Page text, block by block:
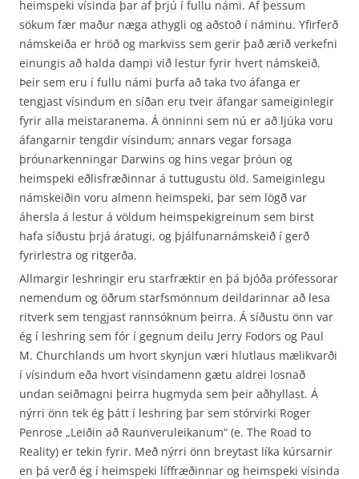
heimspeki vísinda þar af þrjú í fullu námi. Af þessum
sökum fær maður næga athygli og aðstoð í náminu. Yfirferð
námskeiða er hröð og markviss sem gerir það ærið verkefni
einungis að halda dampi við lestur fyrir hvert námskeið.
Þeir sem eru í fullu námi þurfa að taka tvo áfanga er
tengjast vísindum en síðan eru tveir áfangar sameiginlegir
fyrir alla meistaranema. Á önninni sem nú er að ljúka voru
áfangarnir tengdir vísindum; annars vegar forsaga
þróunarkenningar Darwins og hins vegar þróun og
heimspeki eðlisfræðinnar á tuttugustu öld. Sameiginlegu
námskeiðin voru almenn heimspeki, þar sem lögð var
áhersla á lestur á völdum heimspekigreinum sem birst
hafa síðustu þrjá áratugi, og þjálfunarnámskeið í gerð
fyrirlestra og ritgerða.
Allmargir leshringir eru starfræktir en þá bjóða prófessorar
nemendum og öðrum starfsmönnum deildarinnar að lesa
ritverk sem tengjast rannsóknum þeirra. Á síðustu önn var
ég í leshring sem fór í gegnum deilu Jerry Fodors og Paul
M. Churchlands um hvort skynjun væri hlutlaus mælikvarði
í vísindum eða hvort vísindamenn gætu aldrei losnað
undan seiðmagni þeirra hugmyda sem þeir aðhyllast. Á
nýrri önn tek ég þátt í leshring þar sem stórvirki Roger
Penrose „Leiðin að Raunveruleikanum“ (e. The Road to
Reality) er tekin fyrir. Með nýrri önn breytast líka kúrsarnir
en þá verð ég í heimspeki líffræðinnar og heimspeki vísinda